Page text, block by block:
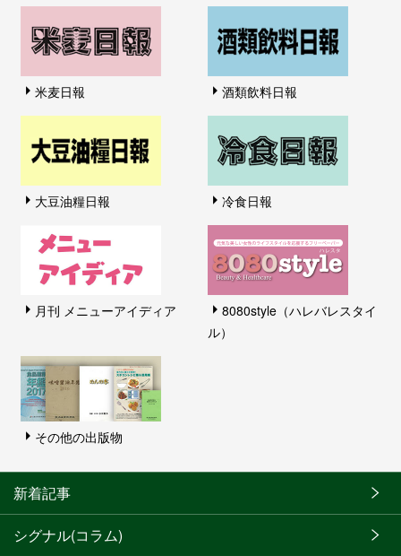
米麦日報 酒類飲料日報
大豆油糧日報 冷食日報
月刊 メニューアイディア
8080style（ハレバレスタイ
ル）
その他の出版物
新着記事
シグナル(コラム)